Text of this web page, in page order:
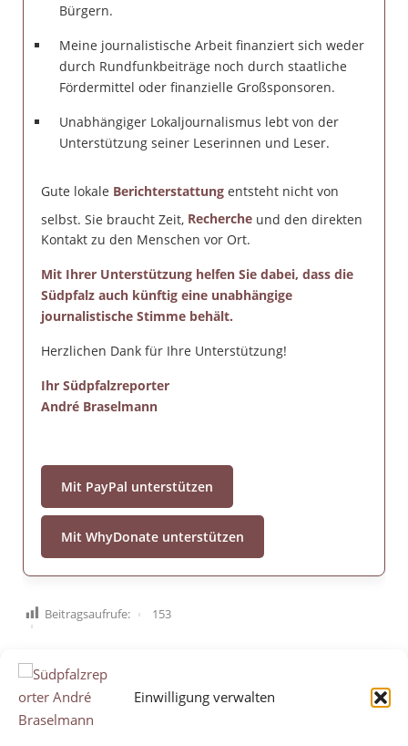
Einwilligung verwalten
Bürgern.
Meine journalistische Arbeit finanziert sich weder
durch Rundfunkbeiträge noch durch staatliche
Fördermittel oder finanzielle Großsponsoren.
Unabhängiger Lokaljournalismus lebt von der
Unterstützung seiner Leserinnen und Leser.
Gute lokale Berichterstattungentsteht nicht von
selbst. Sie braucht Zeit, Rechercheund den direkten
Kontakt zu den Menschen vor Ort.
Mit Ihrer Unterstützung helfen Sie dabei, dass die
Südpfalz auch künftig eine unabhängige
journalistische Stimme behält.
Herzlichen Dank für Ihre Unterstützung!
Ihr Südpfalzreporter
André Braselmann
Mit PayPal unterstützen
Mit WhyDonate unterstützen
Beitragsaufrufe: 153